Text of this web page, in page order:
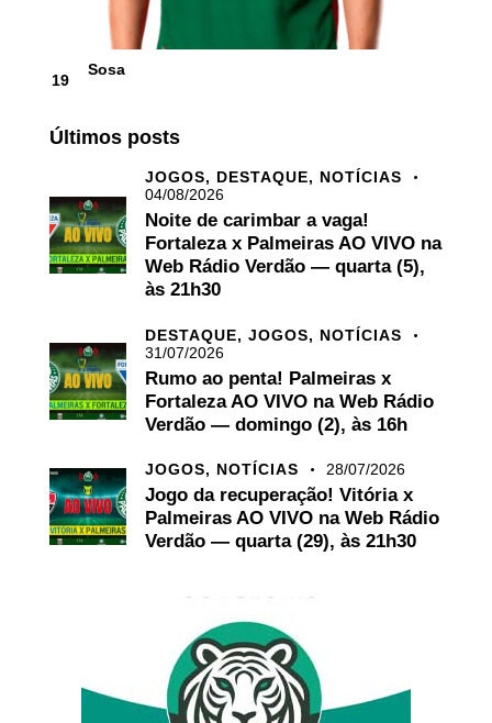
19
Sosa
Últimos posts
JOGOS, DESTAQUE, NOTÍCIAS
04/08/2026
Noite de carimbar a vaga!
Fortaleza x Palmeiras AO VIVO na
Web Rádio Verdão — quarta (5),
às 21h30
DESTAQUE, JOGOS, NOTÍCIAS
31/07/2026
Rumo ao penta! Palmeiras x
Fortaleza AO VIVO na Web Rádio
Verdão — domingo (2), às 16h
JOGOS, NOTÍCIAS 28/07/2026
Jogo da recuperação! Vitória x
Palmeiras AO VIVO na Web Rádio
Verdão — quarta (29), às 21h30